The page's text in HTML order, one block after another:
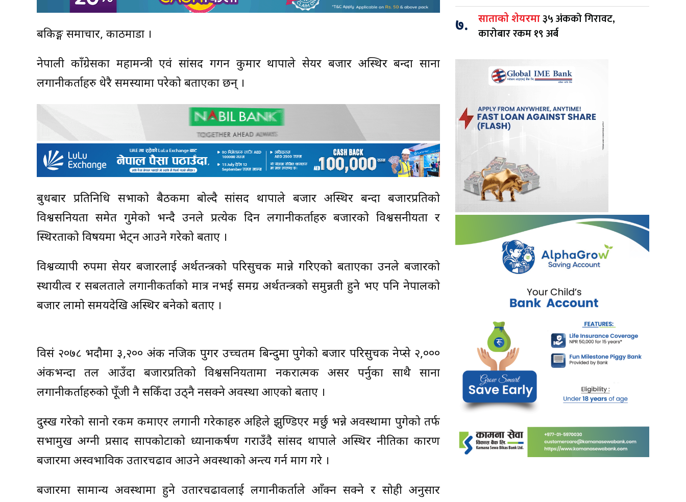
बैंकिङ्ग समाचार, काठमाडौं ।
नेपाली काँग्रेसका महामन्त्री एवं सांसद गगन कुमार थापाले सेयर बजार अस्थिर बन्दा साना
लगानीकर्ताहरु धेरै समस्यामा परेको बताएका छन् ।
बुधबार प्रतिनिधि सभाको बैठकमा बोल्दै सांसद थापाले बजार अस्थिर बन्दा बजारप्रतिको
विश्वसनियता समेत गुमेको भन्दै उनले प्रत्येक दिन लगानीकर्ताहरु बजारको विश्वसनीयता र
स्थिरताको विषयमा भेट्न आउने गरेको बताए ।
विश्वव्यापी रुपमा सेयर बजारलाई अर्थतन्त्रको परिसुचक मान्ने गरिएको बताएका उनले बजारको
स्थायीत्व र सबलताले लगानीकर्ताको मात्र नभई समग्र अर्थतन्त्रको समुन्नती हुने भए पनि नेपालको
बजार लामो समयदेखि अस्थिर बनेको बताए ।
विसं २०७८ भदौमा ३,२०० अंक नजिक पुगर उच्चतम बिन्दुमा पुगेको बजार परिसुचक नेप्से २,०००
अंकभन्दा तल आउँदा बजारप्रतिको विश्वसनियतामा नकरात्मक असर पर्नुका साथै साना
लगानीकर्ताहरुको पूँजी नै सकिँदा उठ्नै नसक्ने अवस्था आएको बताए ।
दुस्ख गरेको सानो रकम कमाएर लगानी गरेकाहरु अहिले झुण्डिएर मर्छु भन्ने अवस्थामा पुगेको तर्फ
सभामुख अग्नी प्रसाद सापकोटाको ध्यानाकर्षण गराउँदै सांसद थापाले अस्थिर नीतिका कारण
बजारमा अस्वभाविक उतारचढाव आउने अवस्थाको अन्त्य गर्न माग गरे ।
बजारमा सामान्य अवस्थामा हुने उतारचढावलाई लगानीकर्ताले आँक्न सक्ने र सोही अनुसार
७. साताको शेयरमा३५ अंकको गिरावट,
कारोबार रकम १९ अर्ब